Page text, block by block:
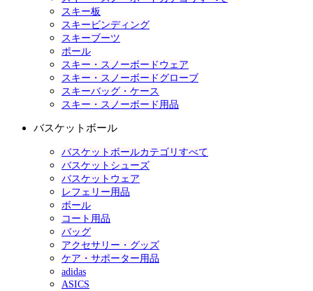
スキー板
スキービンディング
スキーブーツ
ポール
スキー・スノーボードウェア
スキー・スノーボードグローブ
スキーバッグ・ケース
スキー・スノーボード用品
バスケットボール
バスケットボールカテゴリすべて
バスケットシューズ
バスケットウェア
レフェリー用品
ボール
コート用品
バッグ
アクセサリー・グッズ
ケア・サポーター用品
adidas
ASICS